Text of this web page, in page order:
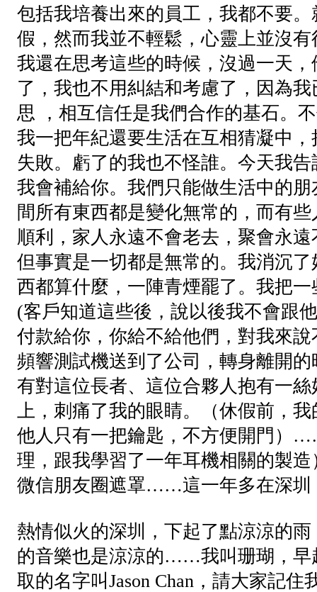
包括我培養出來的員工，我都不要
假，然而我並不輕鬆，心靈上並沒
我還在思考這些的時候，沒過一天
了，我也不用糾結和考慮了，因為
思 ，相互信任是我們合作的基石。
我一把年紀還要生活在互相猜凝中
失敗。虧了的我也不怪誰。今天我
我會補給你。我們只能做生活中的
間所有東西都是變化無常的，而有
順利，家人永遠不會老去，聚會永
但事實是一切都是無常的。我消沉
西都算什麼，一陣青煙罷了。我把
(客戶知道這些後，說以後我不會跟
付款給你，你給不給他們，對我來
頻響測試機送到了公司，轉身離開
有對這位長者、這位合夥人抱有一
上，刺痛了我的眼睛。（休假前，
他人只有一把鑰匙，不方便開門）
理，跟我學習了一年耳機相關的製
微信朋友圈遮罩……這一年多在深圳
熱情似火的深圳，下起了點涼涼的
的音樂也是涼涼的……我叫珊瑚，早
取的名字叫Jason Chan，請大家記